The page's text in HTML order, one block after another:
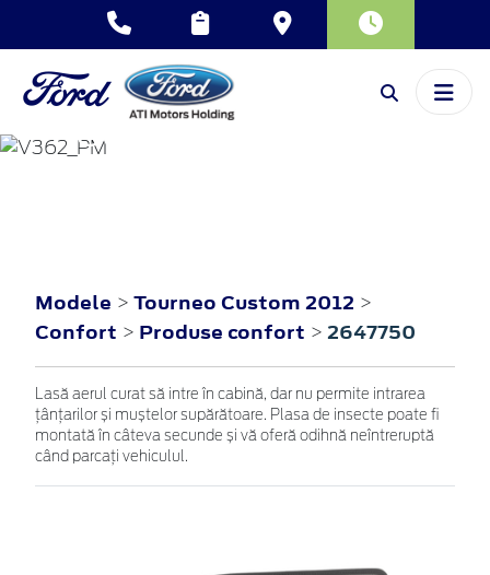
TOURNEO
CUSTOM
Modele > Tourneo Custom 2012 >
Confort > Produse confort > 2647750
Lasă aerul curat să intre în cabină, dar nu permite intrarea
țânțarilor și muștelor supărătoare. Plasa de insecte poate fi
montată în câteva secunde și vă oferă odihnă neîntreruptă
când parcați vehiculul.